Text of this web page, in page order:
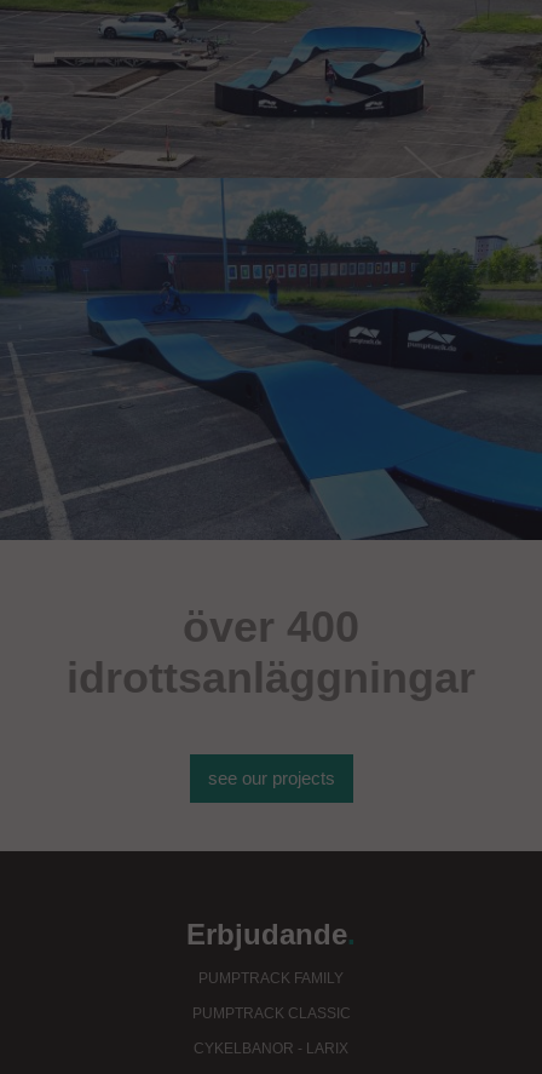
över 400
idrottsanläggningar
see our projects
Erbjudande.
PUMPTRACK FAMILY
PUMPTRACK CLASSIC
CYKELBANOR - LARIX